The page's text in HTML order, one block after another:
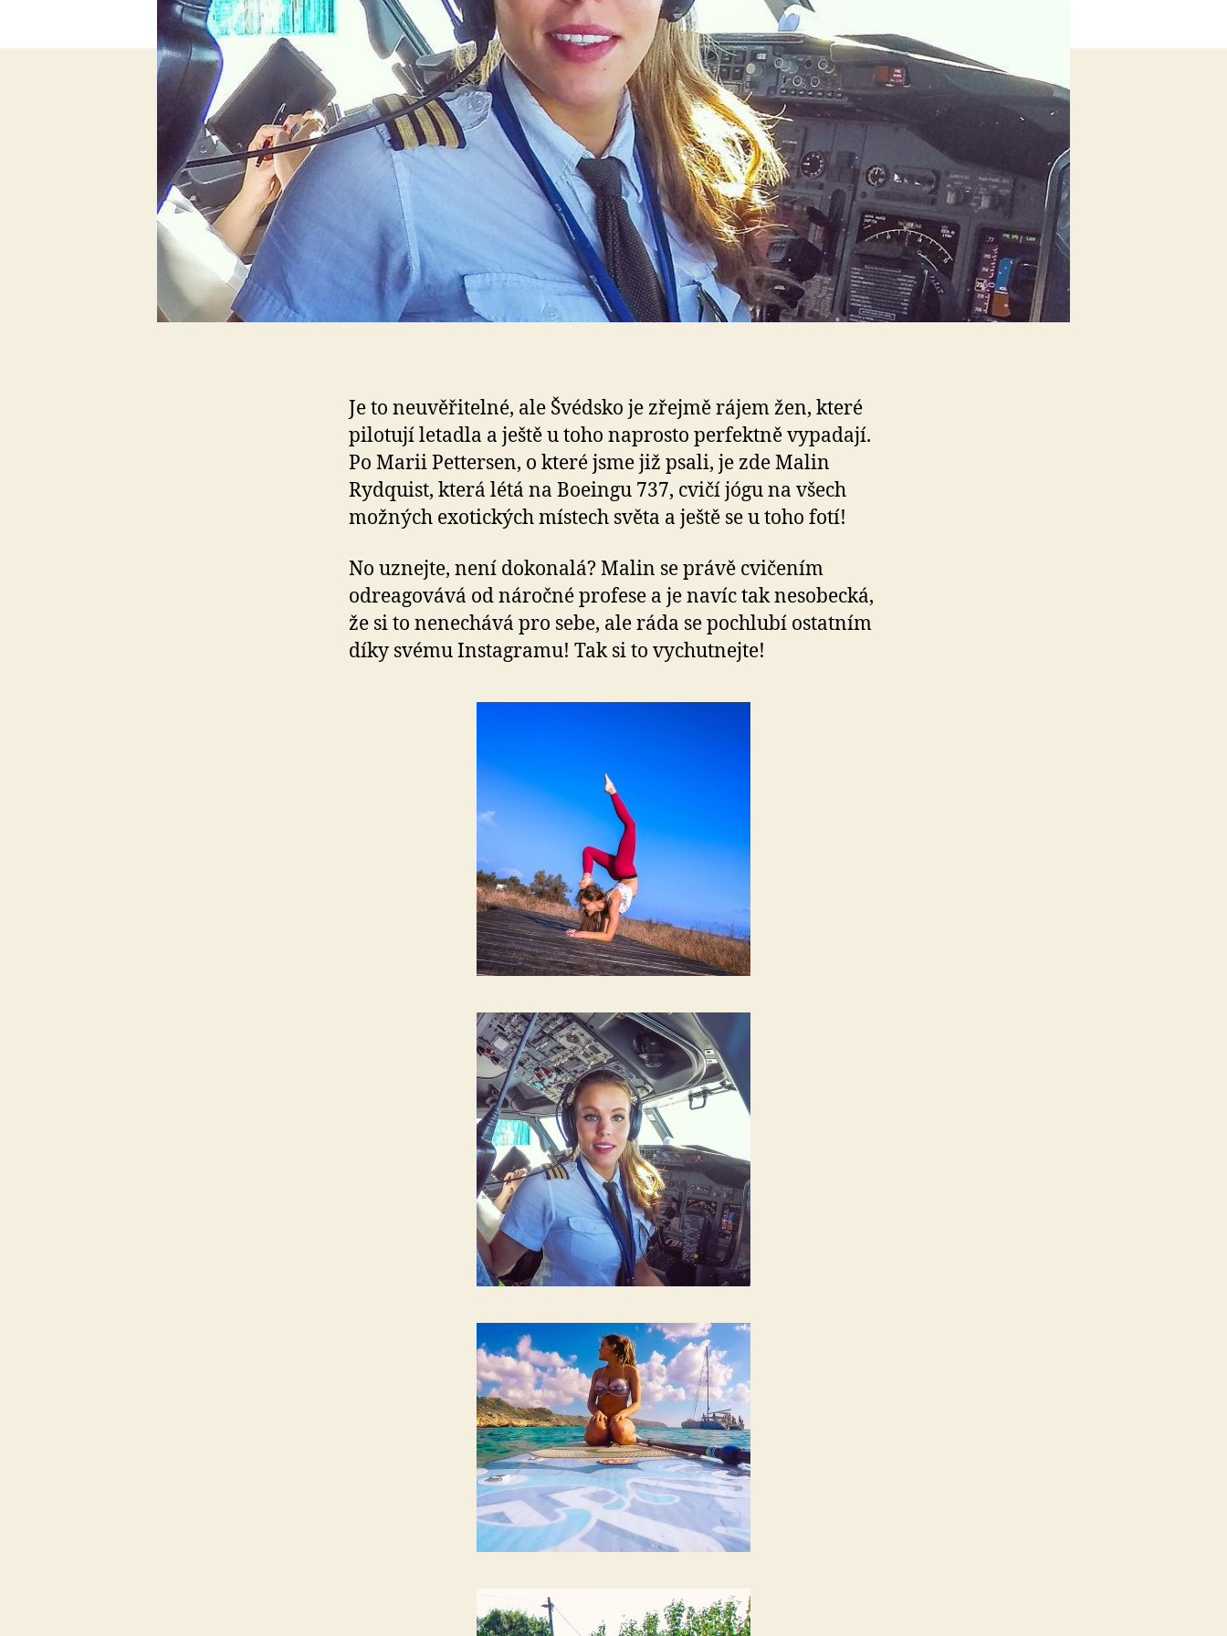
Je to neuvěřitelné, ale Švédsko je zřejmě rájem žen, které
pilotují letadla a ještě u toho naprosto perfektně vypadají.
Po Marii Pettersen, o které jsme již psali, je zde Malin
Rydquist, která létá na Boeingu 737, cvičí jógu na všech
možných exotických místech světa a ještě se u toho fotí!
No uznejte, není dokonalá? Malin se právě cvičením
odreagovává od náročné profese a je navíc tak nesobecká,
že si to nenechává pro sebe, ale ráda se pochlubí ostatním
díky svému Instagramu! Tak si to vychutnejte!